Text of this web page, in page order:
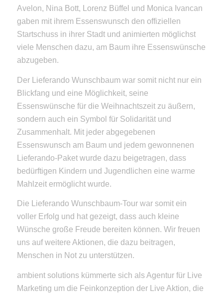
Avelon, Nina Bott, Lorenz Büffel und Monica Ivancan
gaben mit ihrem Essenswunsch den offiziellen
Startschuss in ihrer Stadt und animierten möglichst
viele Menschen dazu, am Baum ihre Essenswünsche
abzugeben.
Der Lieferando Wunschbaum war somit nicht nur ein
Blickfang und eine Möglichkeit, seine
Essenswünsche für die Weihnachtszeit zu äußern,
sondern auch ein Symbol für Solidarität und
Zusammenhalt. Mit jeder abgegebenen
Essenswunsch am Baum und jedem gewonnenen
Lieferando-Paket wurde dazu beigetragen, dass
bedürftigen Kindern und Jugendlichen eine warme
Mahlzeit ermöglicht wurde.
Die Lieferando Wunschbaum-Tour war somit ein
voller Erfolg und hat gezeigt, dass auch kleine
Wünsche große Freude bereiten können. Wir freuen
uns auf weitere Aktionen, die dazu beitragen,
Menschen in Not zu unterstützen.
ambient solutions kümmerte sich als Agentur für Live
Marketing um die Feinkonzeption der Live Aktion, die